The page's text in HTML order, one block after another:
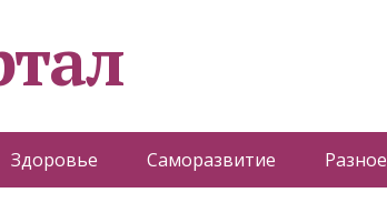
Здоровье Саморазвитие Разное